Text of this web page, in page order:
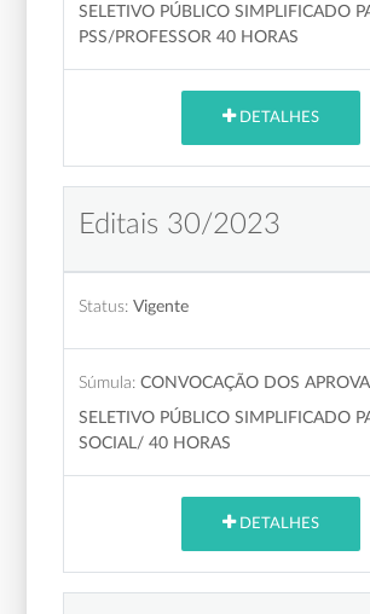
SELETIVO PÚBLICO SIMPLIFICADO
PSS/PROFESSOR 40 HORAS
DETALHES
Editais 30/2023
Status: Vigente
Súmula: CONVOCAÇÃO DOS
SELETIVO PÚBLICO SIMPLIFICADO
SOCIAL/ 40 HORAS
DETALHES